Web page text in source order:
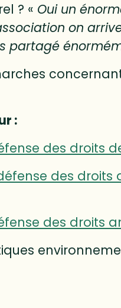
? « Oui un
on
partagé
:
des droits
des droits
des droits